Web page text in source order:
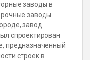
заводы в
заводы
завод
спроектирован
предназначенный
строек в